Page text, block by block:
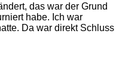
das war der Grund
habe. Ich war
Da war direkt Schluss